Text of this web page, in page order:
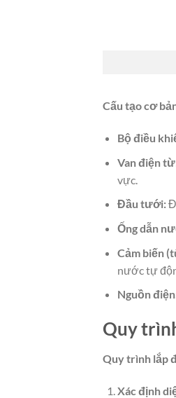
Cấu tạo cơ
Bộ điều
Van điện
vực.
Đầu tưới:
Ống dẫn
Cảm biến
nước tự
Nguồn
Quy
Quy trình lắp
Xác định